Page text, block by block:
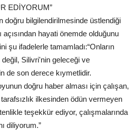
EDİYORUM”
doğru bilgilendirilmesinde üstlendiği
açısından hayati önemde olduğunu
şu ifadelerle tamamladı:“Onların
Silivri'nin geleceği ve
de son derece kıymetlidir.
doğru haber alması için çalışan,
ilkesinden ödün vermeyen
teşekkür ediyor, çalışmalarında
diliyorum.”